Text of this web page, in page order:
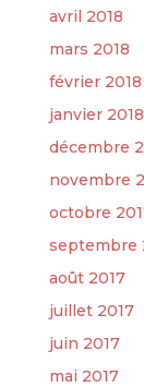
avril 2018
mars 2018
février 2018
janvier 2018
décembre
novembre
octobre
septembre
août 2017
juillet 2017
juin 2017
mai 2017